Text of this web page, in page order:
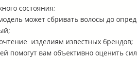
состояния;
может сбривать волосы до
изделиям известных брендов;
помогут вам объективно оценить